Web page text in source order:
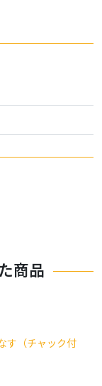
商品
す（チャック付